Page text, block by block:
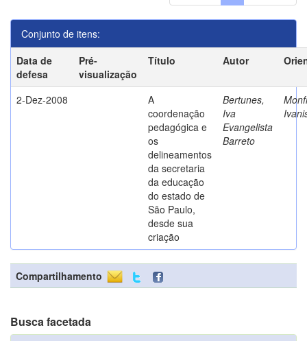
Conjunto de itens:
Data de
defesa
Pré-
visualização
Título Autor
2-Dez-2008
A
coordenação
pedagógica e
os
delineamentos
da secretaria
da educação
do estado de
São Paulo,
desde sua
criação
Bertunes,
Iva
Evangelista
Barreto
Compartilhamento
Busca facetada